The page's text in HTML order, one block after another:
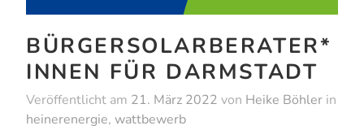
BÜRGERSOLARBERATER*
INNEN FÜR DARMSTADT
Veröffentlicht am 21. März 2022 von Heike Böhler in
heinerenergie, wattbewerb